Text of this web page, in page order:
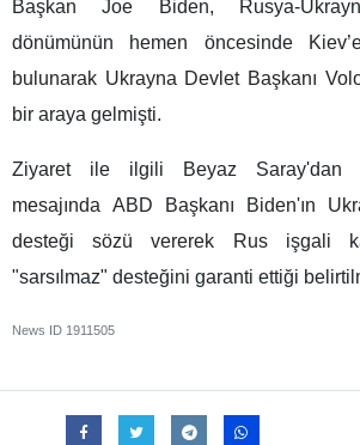
Başkan Joe Biden, Rusya-
dönümünün hemen öncesinde
bulunarak Ukrayna Devlet Başkanı
bir araya gelmişti.
Ziyaret ile ilgili Beyaz Saray'dan
mesajında ABD Başkanı Biden'ın
desteği sözü vererek Rus işgali
"sarsılmaz" desteğini garanti ettiği
News ID 1911505